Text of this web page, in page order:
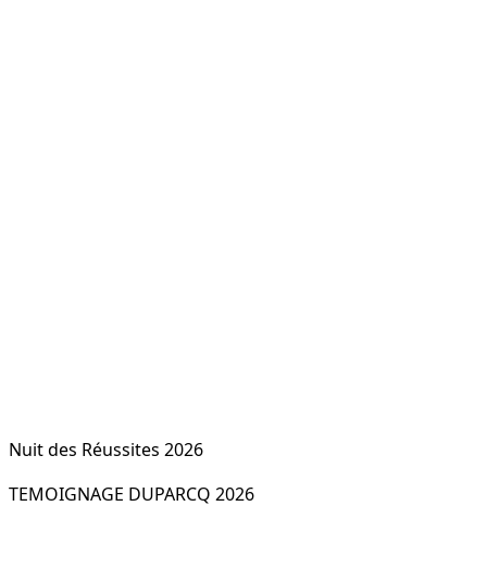
Nuit des Réussites 2026
TEMOIGNAGE DUPARCQ 2026